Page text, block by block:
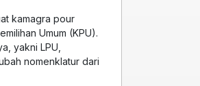
kamagra pour
Umum (KPU).
yakni LPU,
nomenklatur dari